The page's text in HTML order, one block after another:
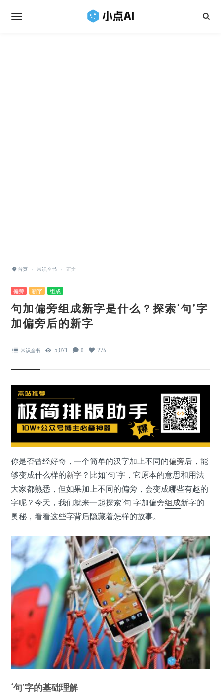
首页 › 常识全书 › 正文
偏旁 新字 组成
句加偏旁组成新字是什么？探索‘句’字
加偏旁后的新字
常识全书 5,071 0 276
你是否曾经好奇，一个简单的汉字加上不同的偏旁后，能
够变成什么样的新字 ？比如‘句’字，它原本的意思和用法
大家都熟悉，但如果加上不同的偏旁，会变成哪些有趣的
字呢？今天，我们就来一起探索‘句’字加偏旁组成新字的
奥秘，看看这些字背后隐藏着怎样的故事。
‘句’字的基础理解